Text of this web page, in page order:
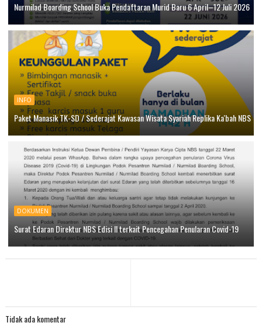
Nurmilad Boarding School Buka Pendaftaran Murid Baru 6 April–12 Juli 2026
INFO
Paket Manasik TK-SD / Sederajat Kawasan Wisata Syariah Replika Ka'bah NBS
DOKUMEN
Surat Edaran Direktur NBS Edisi II terkait Pencegahan Penularan Covid-19
Tidak ada komentar